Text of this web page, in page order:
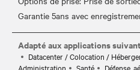
Adapté aux applications
Datacenter / Colocation /
Administration
Santé
Défense,